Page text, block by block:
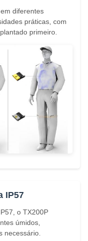
diferentes
práticas, com
primeiro.
IP57
o TX200P
úmidos,
necessário.